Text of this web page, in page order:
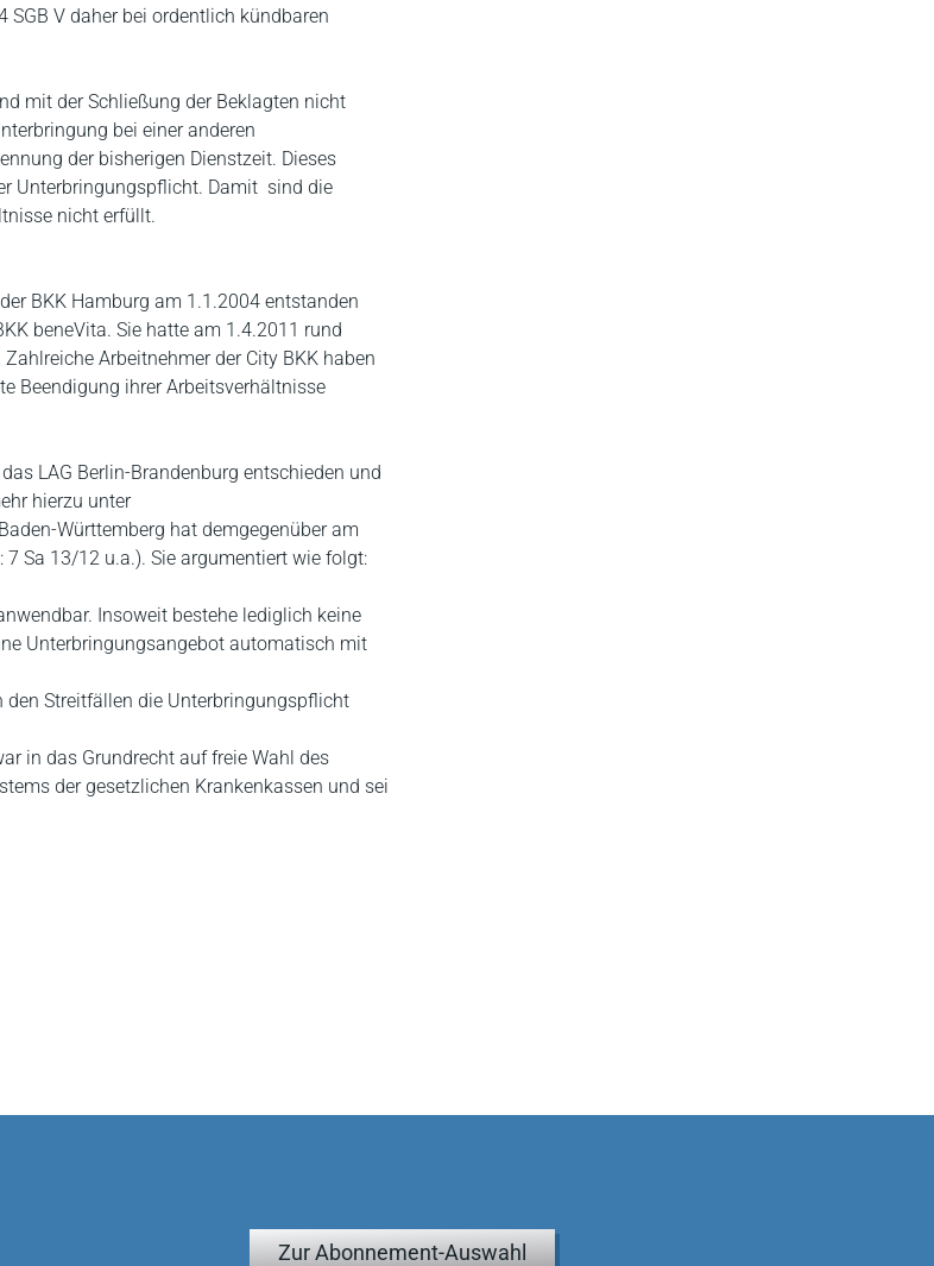
V daher bei ordentlich kündbaren
mit der Schließung der Beklagten nicht
bei einer anderen
der bisherigen Dienstzeit. Dieses
Unterbringungspflicht. Damit sind die
nicht erfüllt.
BKK Hamburg am 1.1.2004 entstanden
beneVita. Sie hatte am 1.4.2011 rund
Arbeitnehmer der City BKK haben
Beendigung ihrer Arbeitsverhältnisse
LAG Berlin-Brandenburg entschieden und
hierzu unter
Württemberg hat demgegenüber am
Sa 13/12 u.a.). Sie argumentiert wie folgt:
Insoweit bestehe lediglich keine
Unterbringungsangebot automatisch mit
Streitfällen die Unterbringungspflicht
in das Grundrecht auf freie Wahl des
der gesetzlichen Krankenkassen und sei
Zur Abonnement-Auswahl